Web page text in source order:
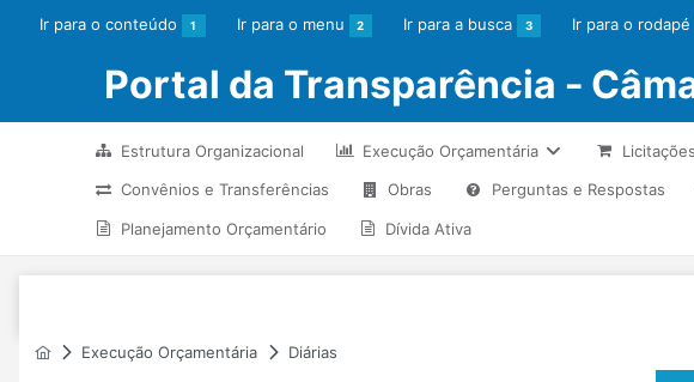
Ir para o conteúdo 1 Ir para o menu 2 Ir para a busca 3 Ir para o rodapé
Portal da Transparência -
Estrutura Organizacional Execução Orçamentária
Convênios e Transferências Obras Perguntas e Respostas
Planejamento Orçamentário Dívida Ativa
Execução Orçamentária Diárias